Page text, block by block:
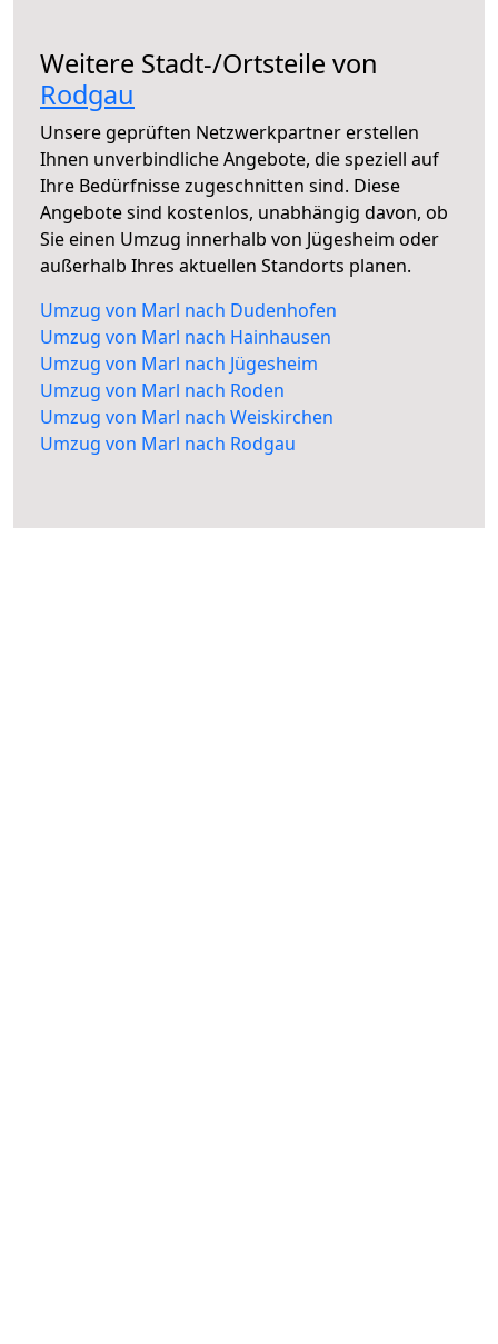
Weitere Stadt-/Ortsteile von
Rodgau
Unsere geprüften Netzwerkpartner erstellen
Ihnen unverbindliche Angebote, die speziell auf
Ihre Bedürfnisse zugeschnitten sind. Diese
Angebote sind kostenlos, unabhängig davon, ob
Sie einen Umzug innerhalb von Jügesheim oder
außerhalb Ihres aktuellen Standorts planen.
Umzug von Marl nach Dudenhofen
Umzug von Marl nach Hainhausen
Umzug von Marl nach Jügesheim
Umzug von Marl nach Roden
Umzug von Marl nach Weiskirchen
Umzug von Marl nach Rodgau